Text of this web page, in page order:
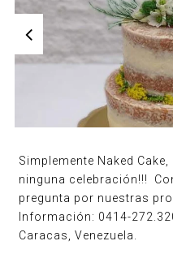
Simplemente Naked
ninguna celebración!!!
pregunta por nuestras
Información: 0414-
Caracas, Venezuela.